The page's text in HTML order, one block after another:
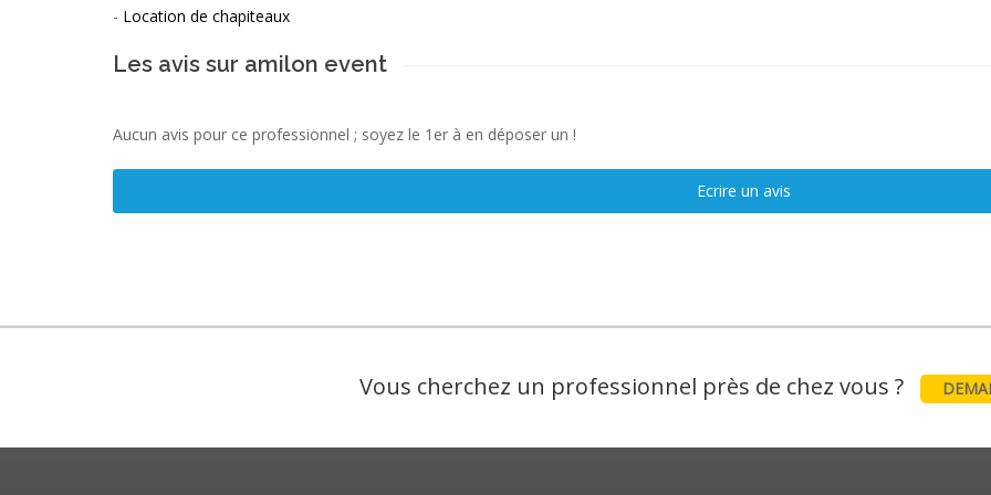
- Location de chapiteaux
Les avis sur amilon event
Aucun avis pour ce professionnel ; soyez le 1er à en déposer un !
Ecrire un avis
Vous cherchez un professionnel près de chez vous ?